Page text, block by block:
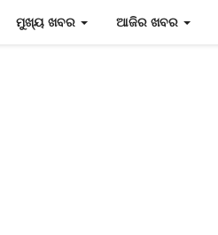
ମୁଖ୍ୟ ଖବର ଆଜିର ଖବର